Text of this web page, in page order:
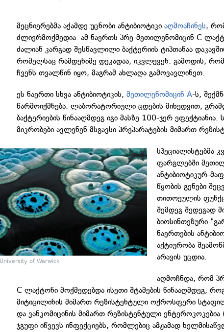
მეცნიერებმა აქამდე უცნობი ანტიბიოტიკიაღმოაჩინეს,
ძლიერმოქმედია. ამ ნაერთს პრე-მეთილენომიცინ C
ძალიან კარგად შესწავლილი ბაქტერიის ტიპთანაა
რომელსაც რამდენიმე დეკადაა, იკვლევენ. გამოდის, რომ
ჩვენს თვალწინ იყო, მაგრამ ახლაღა გამოვავლინეთ.
ეს ნაერთი სხვა ანტიბიოტიკის,მეთილენომიცინ A-ს,
წარმოიქმნება. ლაბორატორიული ცდების მიხედვით,
ბაქტერიების წინააღმდეგ იგი მასზე 100-ჯერ
მიკრობები ავლენენ მსგავსი პრეპარატების მიმართ
of Warwick
სპეციალისტებმა
ფარგლებში
ანტიბიოტიკურ-
წყობის გენები
თითოეულის
შემდეგ შედეგად
ბიოსინთეზური
ნაერთების
აქტიურობა
არავის უცდია.
აღმოჩნდა, რომ
C ლაქტონი მოქმედებდა ისეთი შტამების წინააღმდეგ,
მიტიცილინის მიმართ რეზისტენტული ოქროსფერი
და ვანკომიცინის მიმართ რეზისტენტული ენტეროკოკებია
ჯგუფი იწვევს ინფექციებს, რომლებიც ამჟამად